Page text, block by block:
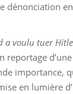
dénonciation
a voulu tuer
reportage
importance,
en lumière